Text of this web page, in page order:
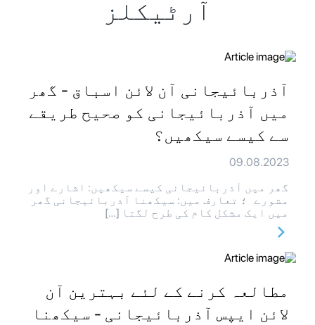
آرٹیکلز
آذربائیجانی آن لائن اسباق - گھر
میں آذربائیجانی کو صحیح طریقے
سے کیسے سیکھیں؟
09.08.2023
گھر میں آذربائیجانی کیسے سیکھیں: اشارے اور
مشورے ؛ تعارف میں: سیکھنا آذربائیجانی گھر
میں ایک مشکل کام کی طرح لگتا […]
مطالعہ کرنے کے لئے بہترین آن
لائن ایپس آذربائیجانی - سیکھنا